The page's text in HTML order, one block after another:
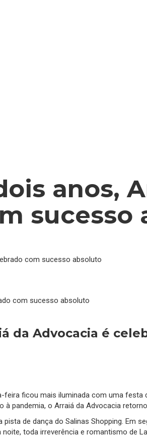
anos,
sucesso
com sucesso absoluto
da Advocacia é
ficou mais iluminada com uma festa
pandemia, o Arraiá da Advocacia
de dança do Salinas Shopping. Em
toda irreverência e romantismo de